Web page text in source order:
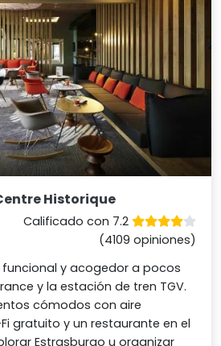
Historique
Calificado con 7.2
(4109 opiniones)
funcional y acogedor a pocos
y la estación de tren TGV.
cómodos con aire
gratuito y un restaurante en el
Estrasburgo u organizar